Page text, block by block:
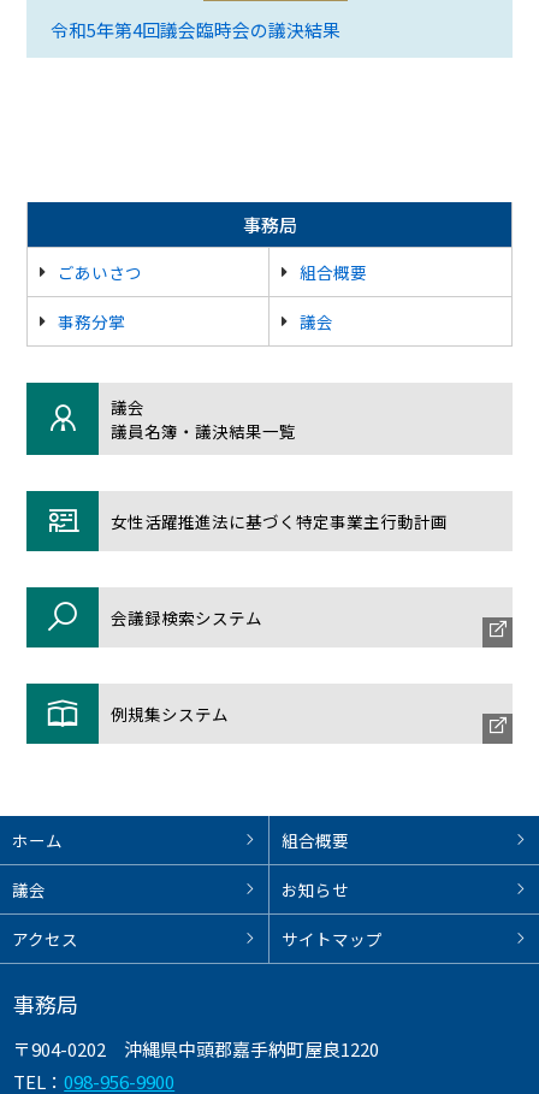
令和5年第4回議会臨時会の議決結果
事務局
ごあいさつ 組合概要
事務分掌 議会
議会
議員名簿・議決結果一覧
女性活躍推進法に基づく特定事業主行動計画
会議録検索システム
例規集システム
事務局
〒904-0202
沖縄県中頭郡嘉手納町屋良1220
TEL：098-956-9900
ホーム 組合概要
議会 お知らせ
アクセス サイトマップ